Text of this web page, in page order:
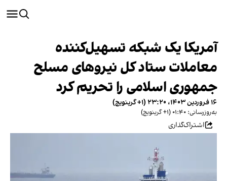
آمریکا یک شبکه تسهیل‌کننده
معاملات ستاد کل نیروهای مسلح
جمهوری اسلامی را تحریم کرد
۱۶ فروردین ۱۴۰۳، ۲۳:۲۰ (‎+۱ گرینویچ)
به‌روزرسانی: ۰۱:۴۰ (‎+۱ گرینویچ)
اشتراک‌گذاری